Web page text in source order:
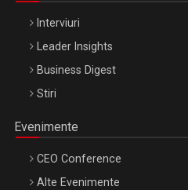
Interviuri
Leader Insights
Business Digest
Stiri
Evenimente
CEO Conference
Alte Evenimente